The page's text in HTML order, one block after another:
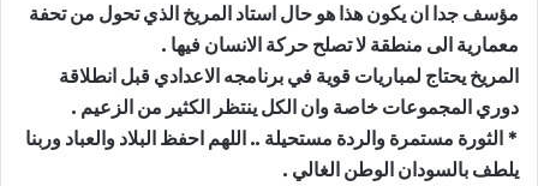
مؤسف جدا ان يكون هذا هو حال استاد المريخ الذي تحول من تحفة
معمارية الى منطقة لا تصلح حركة الانسان فيها .
المريخ يحتاج لمباريات قوية في برنامجه الاعدادي قبل انطلاقة
دوري المجموعات خاصة وان الكل ينتظر الكثير من الزعيم .
* الثورة مستمرة والردة مستحيلة .. اللهم احفظ البلاد والعباد وربنا
يلطف بالسودان الوطن الغالي .